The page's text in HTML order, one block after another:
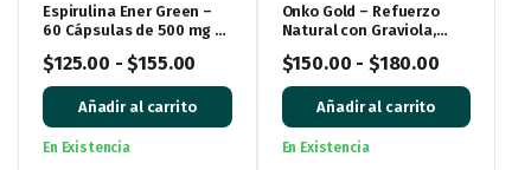
Espirulina Ener Green –
60 Cápsulas de 500 mg |
$125.00 -$155.00
Añadir al carrito
En Existencia
Onko Gold – Refuerzo
Natural con Graviola,
Cápsulas)
$150.00 - $180.00
Añadir al carrito
En Existencia